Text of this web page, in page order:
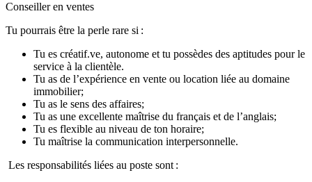
Conseiller en ventes
Tu pourrais être la perle rare si :
Tu es créatif.ve, autonome et tu possèdes des aptitudes pour le
service à la clientèle.
Tu as de l’expérience en vente ou location liée au domaine
immobilier;
Tu as le sens des affaires;
Tu as une excellente maîtrise du français et de l’anglais;
Tu es flexible au niveau de ton horaire;
Tu maîtrise la communication interpersonnelle.
Les responsabilités liées au poste sont :